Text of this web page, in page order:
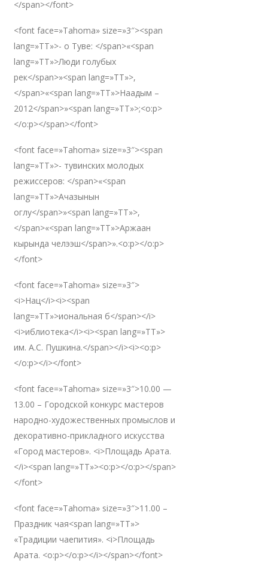
</span></font>
<font face=»Tahoma» size=»3″><span
lang=»TT»>- о Туве: </span>«<span
lang=»TT»>Люди голубых
рек</span>»<span lang=»TT»>,
</span>«<span lang=»TT»>Наадым –
2012</span>»<span lang=»TT»>;<o:p>
</o:p></span></font>
<font face=»Tahoma» size=»3″><span
lang=»TT»>- тувинских молодых
режиссеров: </span>«<span
lang=»TT»>Ачазынын
оглу</span>»<span lang=»TT»>,
</span>«<span lang=»TT»>Аржаан
кырында челээш</span>».<o:p></o:p>
</font>
<font face=»Tahoma» size=»3″>
<i>Нац</i><i><span
lang=»TT»>иональная б</span></i>
<i>иблиотека</i><i><span lang=»TT»>
им. А.С. Пушкина.</span></i><i><o:p>
</o:p></i></font>
<font face=»Tahoma» size=»3″>10.00 —
13.00 – Городской конкурс мастеров
народно-художественных промыслов и
декоративно-прикладного искусства
«Город мастеров». <i>Площадь Арата.
</i><span lang=»TT»><o:p></o:p></span>
</font>
<font face=»Tahoma» size=»3″>11.00 –
Праздник чая<span lang=»TT»>
«Традиции чаепития». <i>Площадь
Арата. <o:p></o:p></i></span></font>